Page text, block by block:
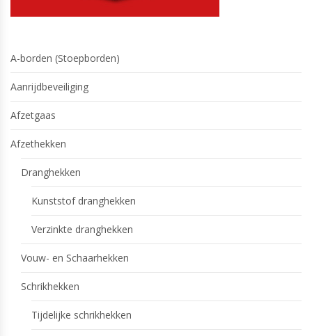
A-borden (Stoepborden)
Aanrijdbeveiliging
Afzetgaas
Afzethekken
Dranghekken
Kunststof dranghekken
Verzinkte dranghekken
Vouw- en Schaarhekken
Schrikhekken
Tijdelijke schrikhekken